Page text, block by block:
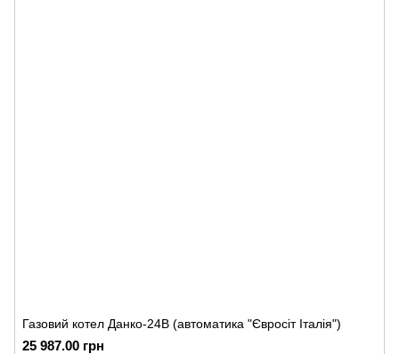
Газовий котел Данко-24В (автоматика "Євросіт Італія")
25 987.00 грн